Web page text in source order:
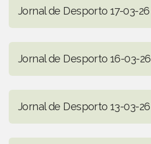
Jornal de Desporto 17-03-26
Jornal de Desporto 16-03-26
Jornal de Desporto 13-03-26